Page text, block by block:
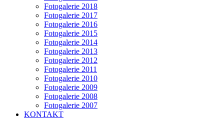
Fotogalerie 2018
Fotogalerie 2017
Fotogalerie 2016
Fotogalerie 2015
Fotogalerie 2014
Fotogalerie 2013
Fotogalerie 2012
Fotogalerie 2011
Fotogalerie 2010
Fotogalerie 2009
Fotogalerie 2008
Fotogalerie 2007
KONTAKT